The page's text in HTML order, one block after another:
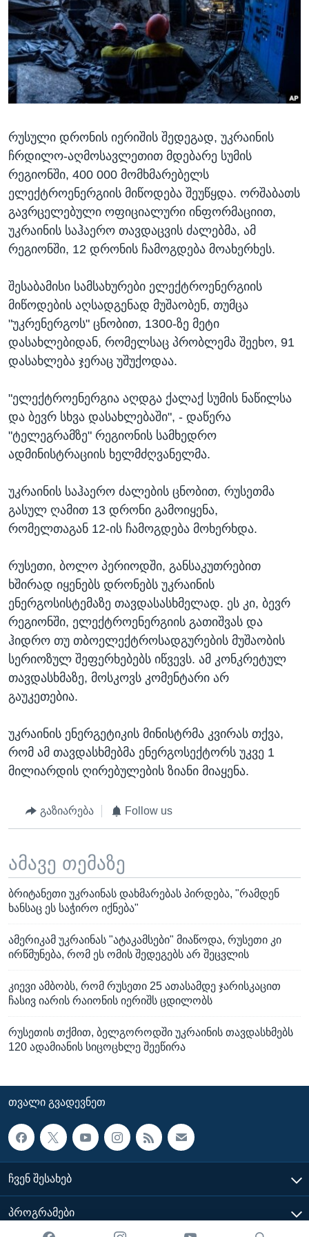
ᲡᲢᲣᲓᲘᲐ ᲕᲐᲨᲘᲜᲒᲢᲝᲜᲘ
ᲔᲙᲝᲜᲝᲛᲘᲙᲐ
ᲯᲐᲜᲛᲠᲗᲔᲚᲝᲑᲐ
ᲛᲔᲪᲜᲘᲔᲠᲔᲑᲐ
ᲘᲜᲢᲔᲠᲕᲘᲣ
ᲒᲐᲚᲘᲚᲔᲝ
ᲓᲔᲖᲘᲜᲤᲝᲠᲛᲐᲪᲘᲐ
Learning English
ᲗᲕᲐᲚᲘ ᲒᲕᲐᲓᲔᲕᲜᲔᲗ
რუსული დრონის იერიშის შედეგად, უკრაინის
ჩრდილო-აღმოსავლეთით მდებარე სუმის
რეგიონში, 400 000 მომხმარებელს
ელექტროენერგიის მიწოდება შეუწყდა. ორშაბათს
გავრცელებული ოფიციალური ინფორმაციით,
უკრაინის საჰაერო თავდაცვის ძალებმა, ამ
რეგიონში, 12 დრონის ჩამოგდება მოახერხეს.
შესაბამისი სამსახურები ელექტროენერგიის
მიწოდების აღსადგენად მუშაობენ, თუმცა
"უკრენერგოს" ცნობით, 1300-ზე მეტი
დასახლებიდან, რომელსაც პრობლემა შეეხო, 91
დასახლება ჯერაც უშუქოდაა.
"ელექტროენერგია აღდგა ქალაქ სუმის ნაწილსა
და ბევრ სხვა დასახლებაში", - დაწერა
"ტელეგრამზე" რეგიონის სამხედრო
ადმინისტრაციის ხელმძღვანელმა.
უკრაინის საჰაერო ძალების ცნობით, რუსეთმა
გასულ ღამით 13 დრონი გამოიყენა,
რომელთაგან 12-ის ჩამოგდება მოხერხდა.
რუსეთი, ბოლო პერიოდში, განსაკუთრებით
ხშირად იყენებს დრონებს უკრაინის
ენერგოსისტემაზე თავდასასხმელად. ეს კი, ბევრ
რეგიონში, ელექტროენერგიის გათიშვას და
ჰიდრო თუ თბოელექტროსადგურების მუშაობის
სერიოზულ შეფერხებებს იწვევს. ამ კონკრეტულ
თავდასხმაზე, მოსკოვს კომენტარი არ
გაუკეთებია.
უკრაინის ენერგეტიკის მინისტრმა კვირას თქვა,
რომ ამ თავდასხმებმა ენერგოსექტორს უკვე 1
მილიარდის ღირებულების ზიანი მიაყენა.
გაზიარება Follow us
ამავე თემაზე
ბრიტანეთი უკრაინას დახმარებას პირდება, "რამდენ
ხანსაც ეს საჭირო იქნება"
ამერიკამ უკრაინას "ატაკამსები" მიაწოდა, რუსეთი კი
ირწმუნება, რომ ეს ომის შედეგებს არ შეცვლის
კიევი ამბობს, რომ რუსეთი 25 ათასამდე ჯარისკაცით
ჩასივ იარის რაიონის იერიშს ცდილობს
რუსეთის თქმით, ბელგოროდში უკრაინის თავდასხმებს
120 ადამიანის სიცოცხლე შეეწირა
ᲗᲕᲐᲚᲘ ᲒᲕᲐᲓᲔᲕᲜᲔᲗ
ᲩᲕᲔᲜ ᲨᲔᲡᲐᲮᲔᲑ
ᲞᲠᲝᲒᲠᲐᲛᲔᲑᲘ